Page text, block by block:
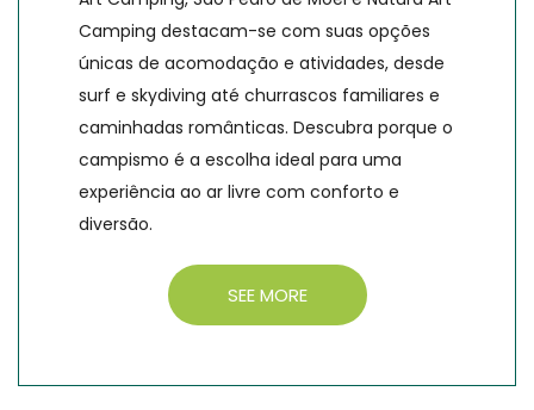
Camping destacam-se com suas opções
únicas de acomodação e atividades, desde
surf e skydiving até churrascos familiares e
caminhadas românticas. Descubra porque o
campismo é a escolha ideal para uma
experiência ao ar livre com conforto e
diversão.
SEE MORE